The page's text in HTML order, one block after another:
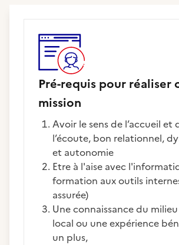
Pré-requis pour réaliser
mission
Avoir le sens de l’accueil et de
l’écoute, bon relationnel,
et autonomie
Etre à l'aise avec l'informatique (une
formation aux outils
assurée)
Une connaissance du milieu associatif
local ou une expérience
un plus,